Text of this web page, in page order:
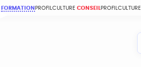
FORMATION PROFILCULTURE CONSEIL PROFILCULTURE